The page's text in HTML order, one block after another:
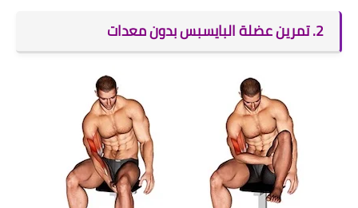
2. تمرين عضلة البايسبس بدون معدات